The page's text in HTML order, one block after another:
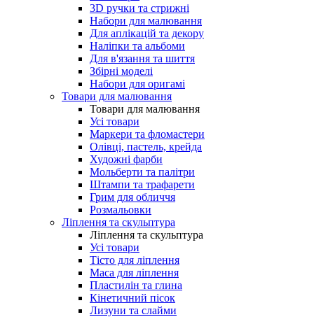
3D ручки та стрижні
Набори для малювання
Для аплікацій та декору
Наліпки та альбоми
Для в'язання та шиття
Збірні моделі
Набори для оригамі
Товари для малювання
Товари для малювання
Усі товари
Маркери та фломастери
Олівці, пастель, крейда
Художні фарби
Мольберти та палітри
Штампи та трафарети
Грим для обличчя
Розмальовки
Ліплення та скульптура
Ліплення та скульптура
Усі товари
Тісто для ліплення
Маса для ліплення
Пластилін та глина
Кінетичний пісок
Лизуни та слайми